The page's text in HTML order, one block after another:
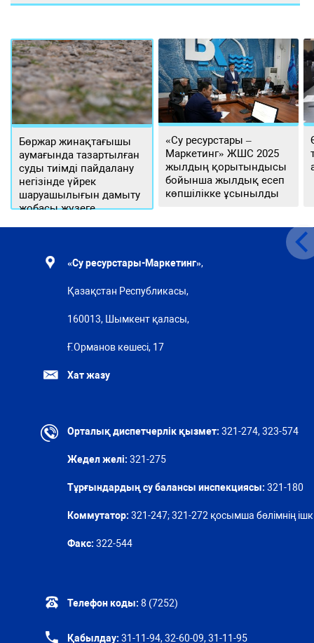
Бөржар жинақтағышы
аумағында тазартылған
суды тиімді пайдалану
негізінде үйрек
шаруашылығын дамыту
жобасы жүзеге
«Су ресурстары –
Маркетинг» ЖШС 2025
жылдың қорытындысы
бойынша жылдық есеп
көпшілікке ұсынылды
«Су ресурстары-Маркетинг»,
Қазақстан Республикасы,
160013, Шымкент қаласы,
Ғ.Орманов көшесі, 17
Хат жазу
Орталық диспетчерлік қызмет: 321-274, 323-574
Жедел желі: 321-275
Тұрғындардың су балансы инспекциясы: 321-180
Коммутатор: 321-247; 321-272 қосымша бөлімнің ішкі
Факс: 322-544
Телефон коды: 8 (7252)
Қабылдау: 31-11-94, 32-60-09, 31-11-95